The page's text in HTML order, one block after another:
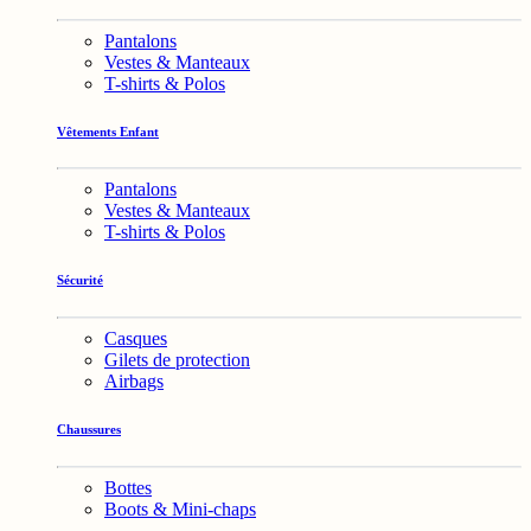
Pantalons
Vestes & Manteaux
T-shirts & Polos
Vêtements Enfant
Pantalons
Vestes & Manteaux
T-shirts & Polos
Sécurité
Casques
Gilets de protection
Airbags
Chaussures
Bottes
Boots & Mini-chaps